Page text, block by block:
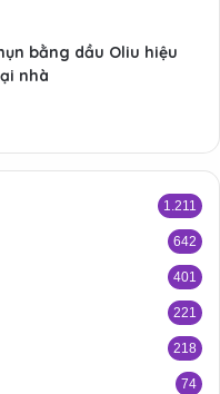
bằng dầu Oliu hiệu
nhà
1.211
642
401
221
218
74